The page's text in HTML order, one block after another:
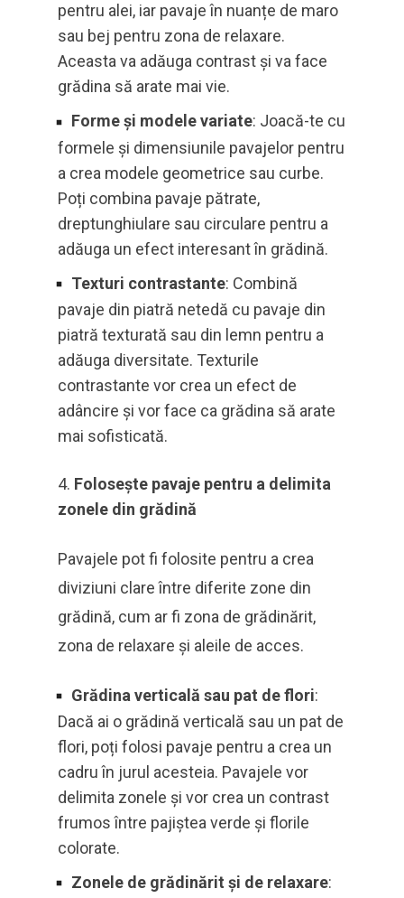
pentru alei, iar pavaje în nuanțe de maro
sau bej pentru zona de relaxare.
Aceasta va adăuga contrast și va face
grădina să arate mai vie.
Forme și modele variate: Joacă-te cu
formele și dimensiunile pavajelor pentru
a crea modele geometrice sau curbe.
Poți combina pavaje pătrate,
dreptunghiulare sau circulare pentru a
adăuga un efect interesant în grădină.
Texturi contrastante: Combină
pavaje din piatră netedă cu pavaje din
piatră texturată sau din lemn pentru a
adăuga diversitate. Texturile
contrastante vor crea un efect de
adâncire și vor face ca grădina să arate
mai sofisticată.
Folosește pavaje pentru a delimita
zonele din grădină
Pavajele pot fi folosite pentru a crea
diviziuni clare între diferite zone din
grădină, cum ar fi zona de grădinărit,
zona de relaxare și aleile de acces.
Grădina verticală sau pat de flori:
Dacă ai o grădină verticală sau un pat de
flori, poți folosi pavaje pentru a crea un
cadru în jurul acesteia. Pavajele vor
delimita zonele și vor crea un contrast
frumos între pajiștea verde și florile
colorate.
Zonele de grădinărit și de relaxare: